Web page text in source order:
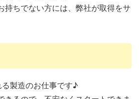
持ちでない方には、弊社が取得をサ
製造のお仕事です♪